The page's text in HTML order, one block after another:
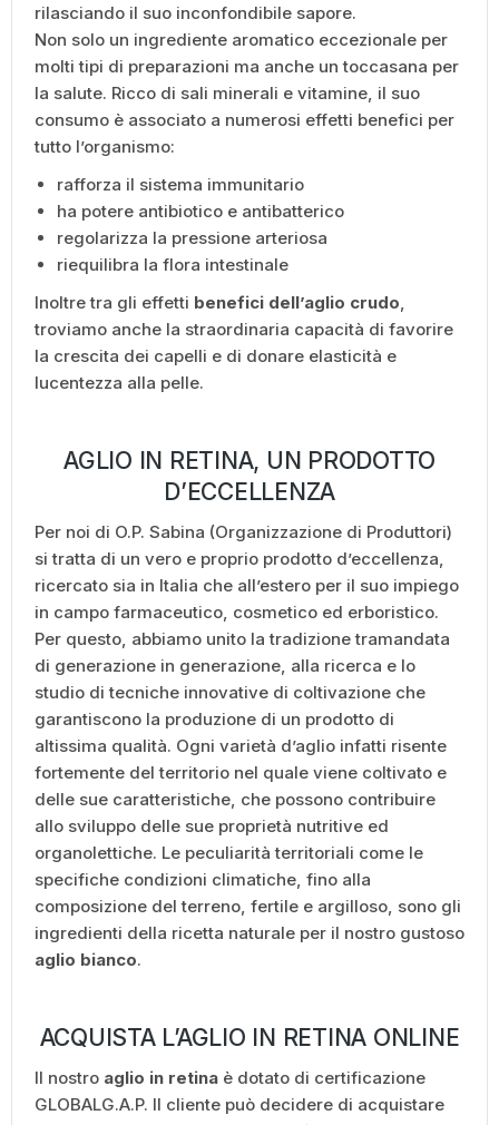
rilasciando il suo inconfondibile sapore.
Non solo un ingrediente aromatico eccezionale per
molti tipi di preparazioni ma anche un toccasana per
la salute. Ricco di sali minerali e vitamine, il suo
consumo è associato a numerosi effetti benefici per
tutto l’organismo:
rafforza il sistema immunitario
ha potere antibiotico e antibatterico
regolarizza la pressione arteriosa
riequilibra la flora intestinale
Inoltre tra gli effetti benefici dell’aglio crudo,
troviamo anche la straordinaria capacità di favorire
la crescita dei capelli e di donare elasticità e
lucentezza alla pelle.
AGLIO IN RETINA, UN PRODOTTO
D’ECCELLENZA
Per noi di O.P. Sabina (Organizzazione di Produttori)
si tratta di un vero e proprio prodotto d’eccellenza,
ricercato sia in Italia che all’estero per il suo impiego
in campo farmaceutico, cosmetico ed erboristico.
Per questo, abbiamo unito la tradizione tramandata
di generazione in generazione, alla ricerca e lo
studio di tecniche innovative di coltivazione che
garantiscono la produzione di un prodotto di
altissima qualità. Ogni varietà d’aglio infatti risente
fortemente del territorio nel quale viene coltivato e
delle sue caratteristiche, che possono contribuire
allo sviluppo delle sue proprietà nutritive ed
organolettiche. Le peculiarità territoriali come le
specifiche condizioni climatiche, fino alla
composizione del terreno, fertile e argilloso, sono gli
ingredienti della ricetta naturale per il nostro gustoso
aglio bianco.
ACQUISTA L’AGLIO IN RETINA ONLINE
Il nostro aglio in retina è dotato di certificazione
GLOBALG.A.P. Il cliente può decidere di acquistare